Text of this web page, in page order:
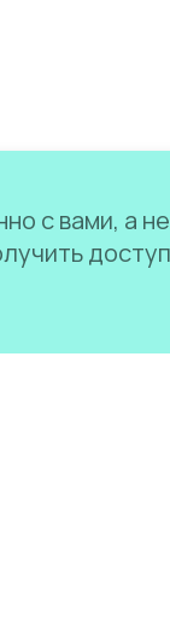
с вами, а